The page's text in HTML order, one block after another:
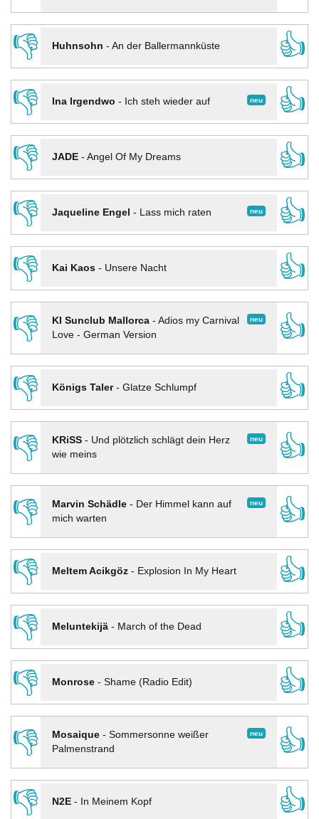
👎
Huhnsohn - An der Ballermannküste
👍
👎
neu
Ina Irgendwo - Ich steh wieder auf
👍
👎
JADE- Angel Of My Dreams
👍
👎
neu
Jaqueline Engel - Lass mich raten
👍
👎
Kai Kaos- Unsere Nacht
👍
👎
neu
KI Sunclub Mallorca- Adios my Carnival
Love - German Version
👍
👎
Königs Taler- Glatze Schlumpf
👍
👎
neu
KRiSS- Und plötzlich schlägt dein Herz
wie meins
👍
👎 neu
Marvin Schädle- Der Himmel kann auf
mich warten
👍
👎
Meltem Acikgöz- Explosion In My Heart
👍
👎
Meluntekijä- March of the Dead
👍
👎
Monrose- Shame (Radio Edit)
👍
👎
neu
Mosaique- Sommersonne weißer
Palmenstrand
👍
👎
N2E- In Meinem Kopf
👍